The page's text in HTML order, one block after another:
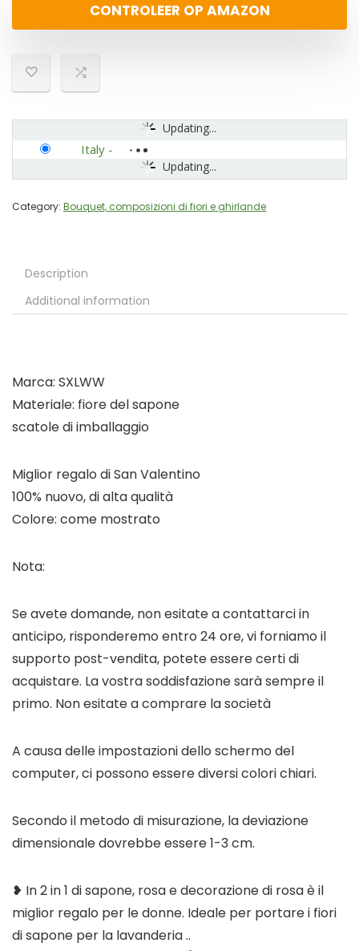
CONTROLEER OP AMAZON
Updating...
Updating...
Italy -
Category: Bouquet, composizioni di fiori e ghirlande
Description
Additional information
Marca: SXLWW
Materiale: fiore del sapone
scatole di imballaggio
Miglior regalo di San Valentino
100% nuovo, di alta qualità
Colore: come mostrato
Nota:
Se avete domande, non esitate a contattarci in
anticipo, risponderemo entro 24 ore, vi forniamo il
supporto post-vendita, potete essere certi di
acquistare. La vostra soddisfazione sarà sempre il
primo. Non esitate a comprare la società
A causa delle impostazioni dello schermo del
computer, ci possono essere diversi colori chiari.
Secondo il metodo di misurazione, la deviazione
dimensionale dovrebbe essere 1-3 cm.
❥ In 2 in 1 di sapone, rosa e decorazione di rosa è il
miglior regalo per le donne. Ideale per portare i fiori
di sapone per la lavanderia ..